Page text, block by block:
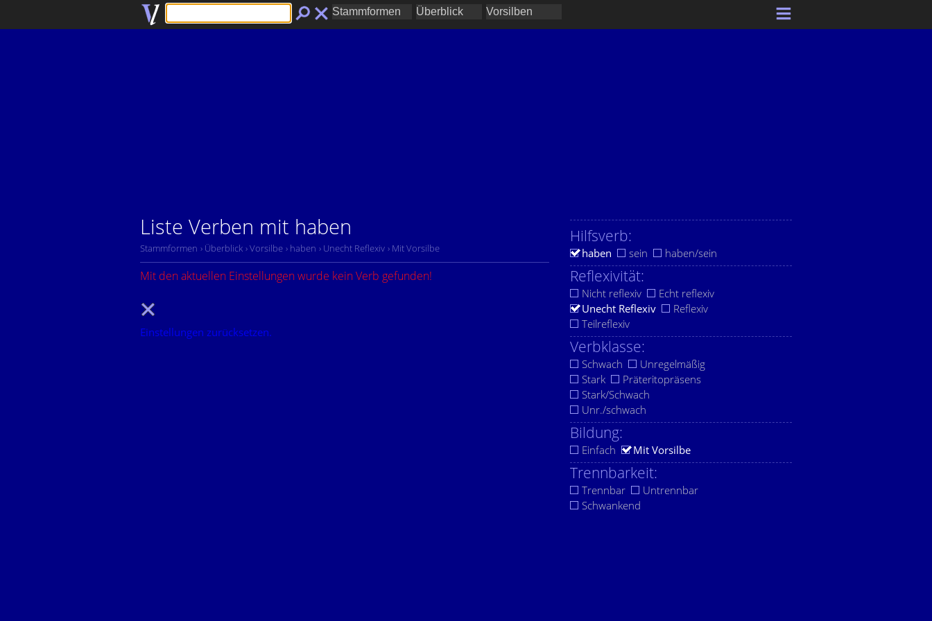
Liste Verben mit haben
Stammformen › Überblick › Vorsilbe › haben › Unecht Reflexiv › Mit Vorsilbe
Mit den aktuellen Einstellungen wurde kein Verb gefunden!
Einstellungen zurücksetzen.
Hilfsverb:
haben sein haben/sein
Reflexivität:
Nicht reflexiv
Echt reflexiv
Unecht Reflexiv
Reflexiv
Teilreflexiv
Verbklasse:
Schwach
Unregelmäßig
Stark
Präteritopräsens
Stark/Schwach
Unr./schwach
Bildung:
Einfach Mit Vorsilbe
Trennbarkeit:
Trennbar
Untrennbar
Schwankend